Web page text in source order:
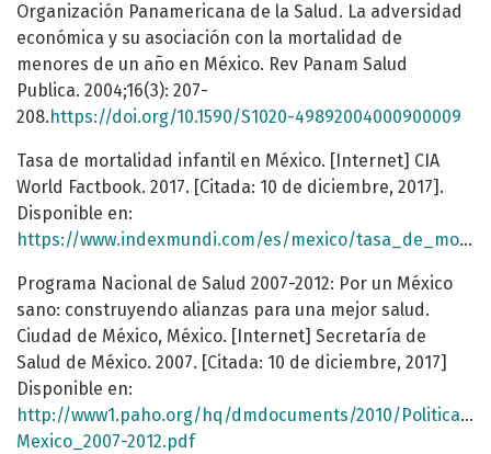
Organización Panamericana de la Salud. La adversidad
económica y su asociación con la mortalidad de
menores de un año en México. Rev Panam Salud
Publica. 2004;16(3): 207-
208. https://doi.org/10.1590/S1020-49892004000900009
Tasa de mortalidad infantil en México. [Internet] CIA
World Factbook. 2017. [Citada: 10 de diciembre, 2017].
Disponible en:
https://www.indexmundi.com/es/mexico/tasa_de_mortalidad_infantil.html
Programa Nacional de Salud 2007-2012: Por un México
sano: construyendo alianzas para una mejor salud.
Ciudad de México, México. [Internet] Secretaría de
Salud de México. 2007. [Citada: 10 de diciembre, 2017]
Disponible en:
http://www1.paho.org/hq/dmdocuments/2010/
Mexico_2007-2012.pdf